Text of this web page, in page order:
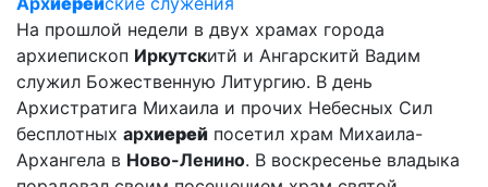
На прошлой недели в двух храмах города
архиепископ Иркутскитй и Ангарскитй Вадим
служил Божественную Литургию. В день
Архистратига Михаила и прочих Небесных Сил
бесплотных архиерей посетил храм Михаила-
Архангела в Ново-Ленино. В воскресенье владыка